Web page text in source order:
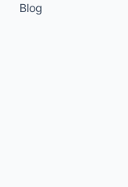
Blog